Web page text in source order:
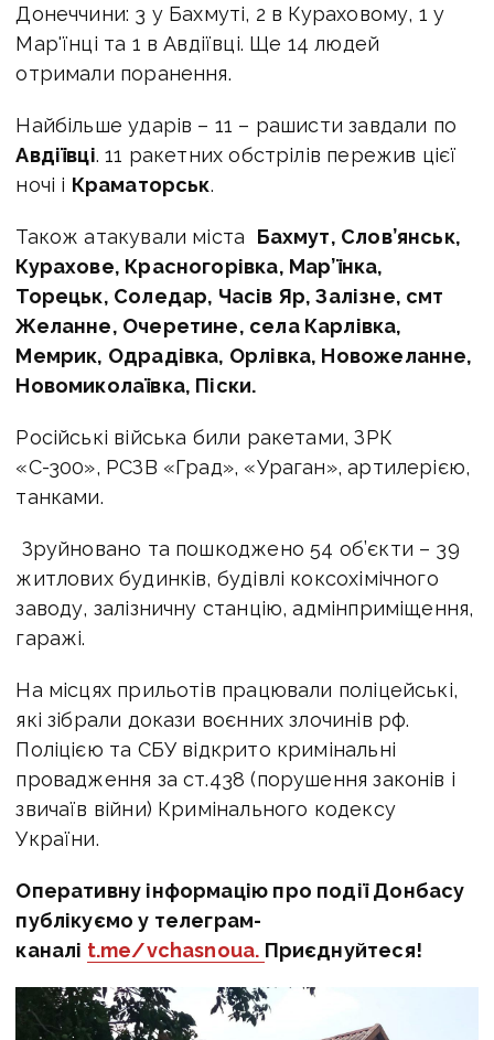
Донеччини: 3 у Бахмуті, 2 в Кураховому, 1 у
Мар'їнці та 1 в Авдіївці. Ще 14 людей
отримали поранення.
Найбільше ударів – 11 – рашисти завдали по
Авдіївці. 11 ракетних обстрілів пережив цієї
ночі і Краматорськ.
Також атакували міста Бахмут, Слов’янськ,
Курахове, Красногорівка, Мар’їнка,
Торецьк, Соледар, Часів Яр, Залізне, смт
Желанне, Очеретине, села Карлівка,
Мемрик, Одрадівка, Орлівка, Новожеланне,
Новомиколаївка, Піски.
Російські війська били ракетами, ЗРК
«С-300», РСЗВ «Град», «Ураган», артилерією,
танками.
Зруйновано та пошкоджено 54 об’єкти – 39
житлових будинків, будівлі коксохімічного
заводу, залізничну станцію, адмінприміщення,
гаражі.
На місцях прильотів працювали поліцейські,
які зібрали докази воєнних злочинів рф.
Поліцією та СБУ відкрито кримінальні
провадження за ст.438 (порушення законів і
звичаїв війни) Кримінального кодексу
України.
Оперативну інформацію про події Донбасу
публікуємо у телеграм-
каналі t.me/vchasnoua. Приєднуйтеся!